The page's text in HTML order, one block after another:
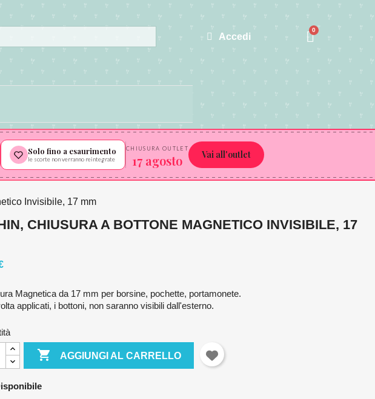
Accedi
Solo fino a esaurimento
le scorte non verranno reintegrate
CHIUSURA OUTLET
17 agosto Vai all'outlet
Invisibile, 17 mm
CHIUSURA A BOTTONE MAGNETICO INVISIBILE, 17
Magnetica da 17 mm per borsine, pochette, portamonete.
applicati, i bottoni, non saranno visibili dall'esterno.
 AGGIUNGI AL CARRELLO